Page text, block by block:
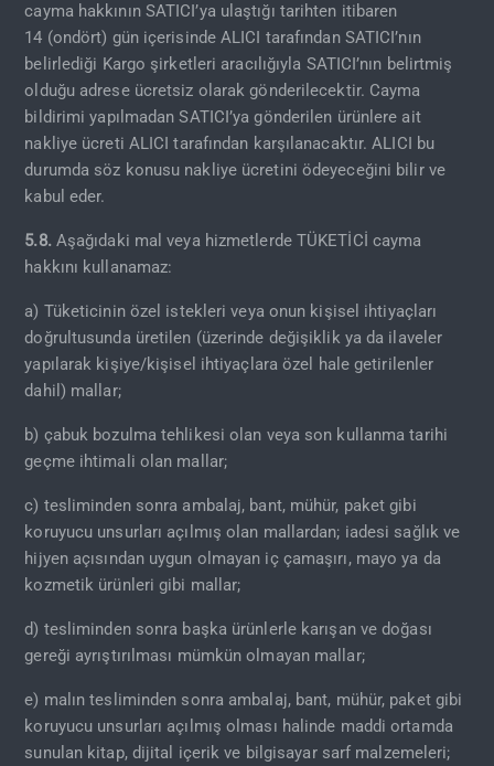
cayma hakkının SATICI’ya ulaştığı tarihten itibaren
14 (ondört) gün içerisinde ALICI tarafından SATICI’nın
belirlediği Kargo şirketleri aracılığıyla SATICI’nın belirtmiş
olduğu adrese ücretsiz olarak gönderilecektir. Cayma
bildirimi yapılmadan SATICI’ya gönderilen ürünlere ait
nakliye ücreti ALICI tarafından karşılanacaktır. ALICI bu
durumda söz konusu nakliye ücretini ödeyeceğini bilir ve
kabul eder.
5.8.Aşağıdaki mal veya hizmetlerde TÜKETİCİ cayma
hakkını kullanamaz:
a) Tüketicinin özel istekleri veya onun kişisel ihtiyaçları
doğrultusunda üretilen (üzerinde değişiklik ya da ilaveler
yapılarak kişiye/kişisel ihtiyaçlara özel hale getirilenler
dahil) mallar;
b) çabuk bozulma tehlikesi olan veya son kullanma tarihi
geçme ihtimali olan mallar;
c) tesliminden sonra ambalaj, bant, mühür, paket gibi
koruyucu unsurları açılmış olan mallardan; iadesi sağlık ve
hijyen açısından uygun olmayan iç çamaşırı, mayo ya da
kozmetik ürünleri gibi mallar;
d) tesliminden sonra başka ürünlerle karışan ve doğası
gereği ayrıştırılması mümkün olmayan mallar;
e) malın tesliminden sonra ambalaj, bant, mühür, paket gibi
koruyucu unsurları açılmış olması halinde maddi ortamda
sunulan kitap, dijital içerik ve bilgisayar sarf malzemeleri;